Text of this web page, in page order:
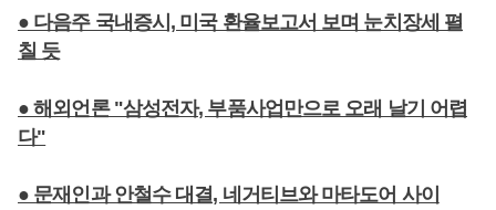
● 다음주 국내증시, 미국 환율보고서 보며 눈치장세 펼
칠 듯
● 해외언론 "삼성전자, 부품사업만으로 오래 날기 어렵
다"
● 문재인과 안철수 대결, 네거티브와 마타도어 사이